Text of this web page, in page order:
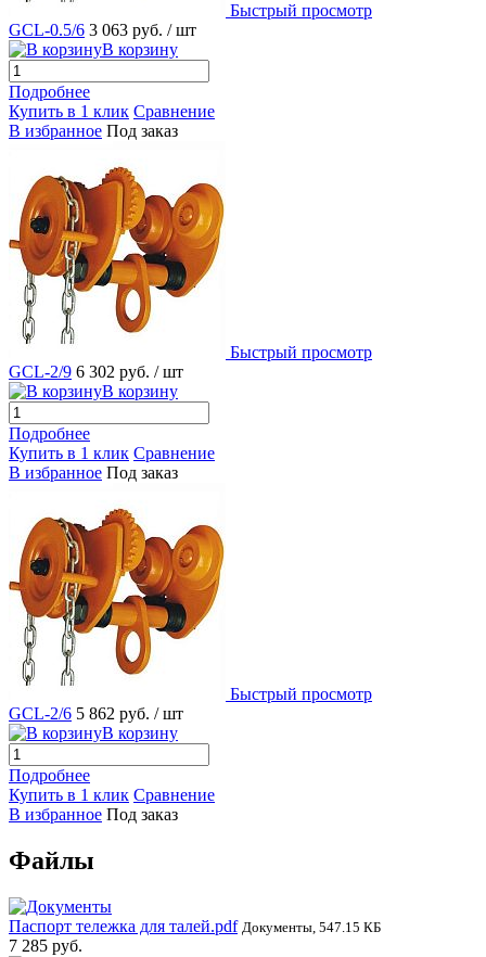
Быстрый просмотр
GCL-0.5/6 3 063 руб. / шт
В корзину
Подробнее
Купить в 1 клик Сравнение
В избранное Под заказ
Быстрый просмотр
GCL-2/9 6 302 руб. / шт
В корзину
Подробнее
Купить в 1 клик Сравнение
В избранное Под заказ
Быстрый просмотр
GCL-2/6 5 862 руб. / шт
В корзину
Подробнее
Купить в 1 клик Сравнение
В избранное Под заказ
Файлы
Паспорт тележка для талей.pdf Документы, 547.15 КБ
7 285 руб.